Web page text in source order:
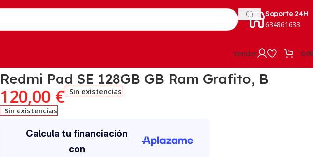
Soporte 24H
634861633
Vender
Redmi Pad SE 128GB GB Ram Grafito, B
120,00 € Sin existencias
Sin existencias